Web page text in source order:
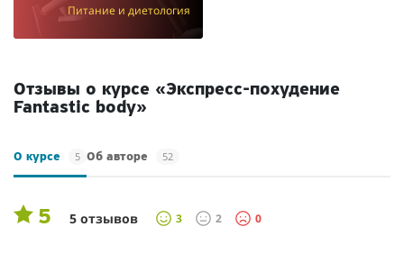
Питание и диетология
Отзывы о курсе «Экспресс-похудение
Fantastic body»
О курсе 5 Об авторе 52
5 5 отзывов 3 2 0